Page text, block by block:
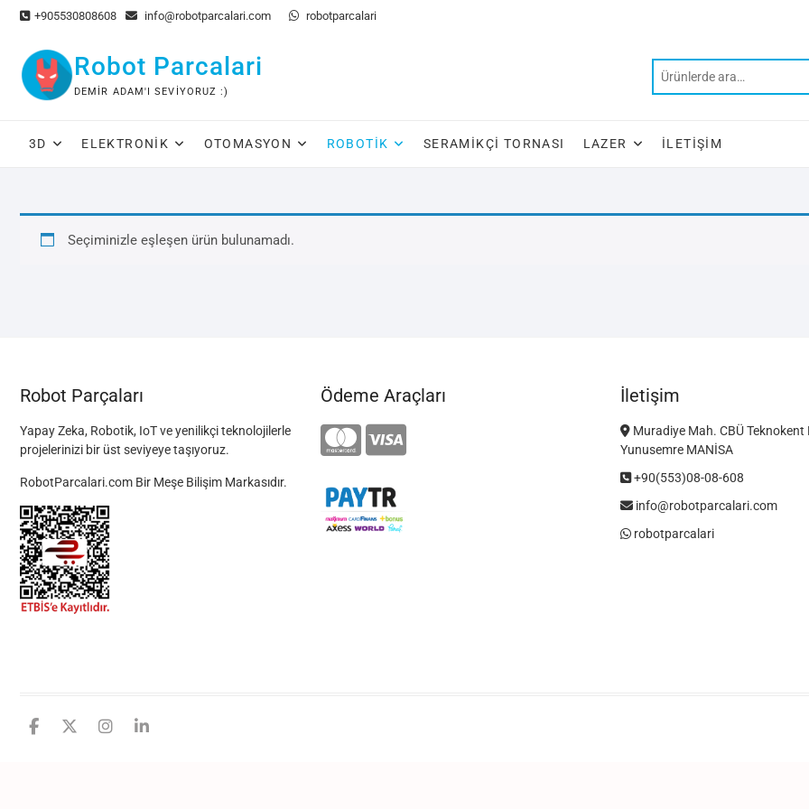
Skip
content
+905530808608 info@robotparcalari.com robotparcalari
Robot Parcalari
DEMIR ADAM'I SEVIYORUZ :)
3D ELEKTRONIK OTOMASYON ROBOTIK SERAMIKÇI TORNASI LAZER İLETIŞIM
Seçiminizle eşleşen ürün bulunamadı.
Robot Parçaları
Yapay Zeka, Robotik, IoT ve yenilikçi teknolojilerle
projelerinizi bir üst seviyeye taşıyoruz.
RobotParcalari.com Bir Meşe Bilişim Markasıdır.
Ödeme Araçları İletişim
Muradiye Mah. CBÜ Teknokent
Yunusemre MANİSA
+90(553)08-08-608
info@robotparcalari.com
robotparcalari
facebook
twitter
instagram
linkedin